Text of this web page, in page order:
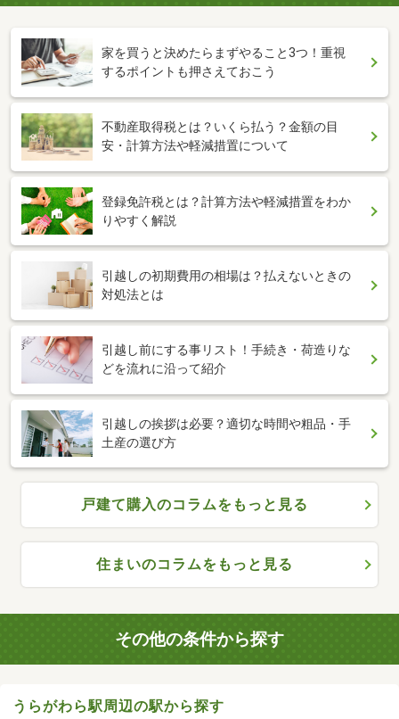
家を買うと決めたらまずやること3つ！重視
するポイントも押さえておこう
不動産取得税とは？いくら払う？金額の目
安・計算方法や軽減措置について
登録免許税とは？計算方法や軽減措置をわか
りやすく解説
引越しの初期費用の相場は？払えないときの
対処法とは
引越し前にする事リスト！手続き・荷造りな
どを流れに沿って紹介
引越しの挨拶は必要？適切な時間や粗品・手
土産の選び方
戸建て購入のコラムをもっと見る
住まいのコラムをもっと見る
その他の条件から探す
うらがわら駅周辺の駅から探す